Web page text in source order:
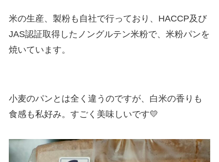
米の生産、製粉も自社で行っており、HACCP及び
JAS認証取得したノングルテン米粉で、米粉パンを
焼いています。
小麦のパンとは全く違うのですが、白米の香りも
食感も私好み。すごく美味しいです💛